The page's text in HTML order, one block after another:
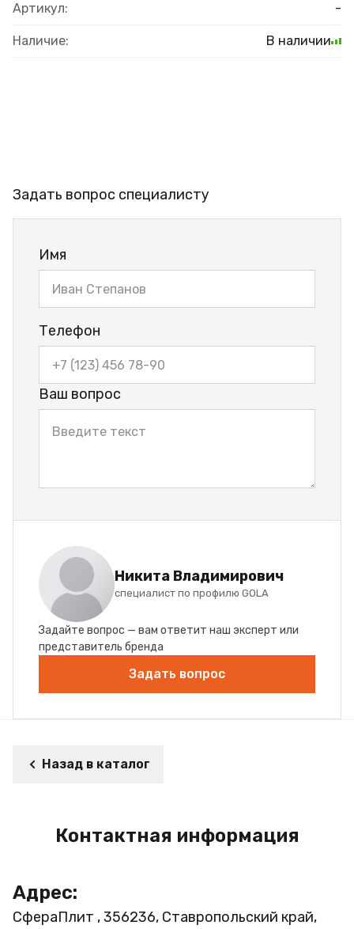
Артикул: -
Наличие: В наличии
Задать вопрос специалисту
Имя
Телефон
Ваш вопрос
Никита Владимирович
специалист по профилю GOLA
Задайте вопрос — вам ответит наш эксперт или
представитель бренда
Задать вопрос
Назад в каталог
Контактная информация
Адрес:
СфераПлит , 356236, Ставропольский край,